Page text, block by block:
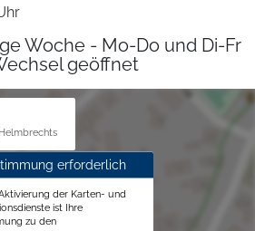
Woche - Mo-Do und Di-Fr
geöffnet
erforderlich
der Karten- und
ist Ihre
zu den